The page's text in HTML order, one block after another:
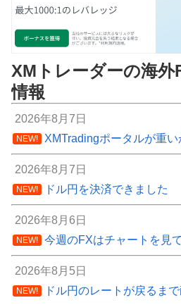
XMトレーダーの海
情報
2026年8月7日
NEW! XMTradingポータルが重い
2026年8月7日
NEW! ドル円を決済できました
2026年8月6日
NEW! 今週のFXはチャートを見
2026年8月5日
NEW! ドル円のレートが戻るま